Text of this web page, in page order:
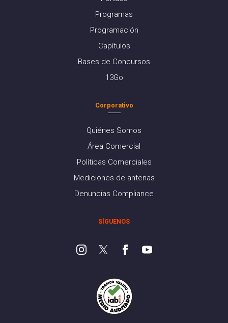
Programas
Programación
Capítulos
Bases de Concursos
13Go
Corporativo
Quiénes Somos
Área Comercial
Políticas Comerciales
Mediciones de antenas
Denuncias Compliance
SÍGUENOS